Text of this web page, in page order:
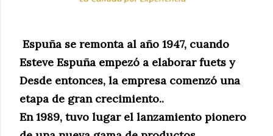
Espuña se remonta al año 1947, cuando
Esteve Espuña empezó a elaborar fuets y
Desde entonces, la empresa comenzó una
etapa de gran crecimiento..
En 1989, tuvo lugar el lanzamiento pionero